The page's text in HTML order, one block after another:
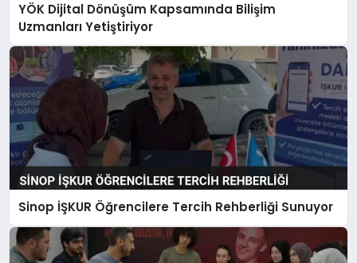
YÖK Dijital Dönüşüm Kapsamında Bilişim
Uzmanları Yetiştiriyor
Sinop İŞKUR Öğrencilere Tercih Rehberliği Sunuyor